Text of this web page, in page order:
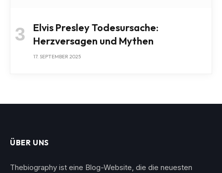
Elvis Presley Todesursache:
Herzversagen und Mythen
17. SEPTEMBER 2025
ÜBER UNS
Thebiography ist eine Blog-Website, die die neuesten